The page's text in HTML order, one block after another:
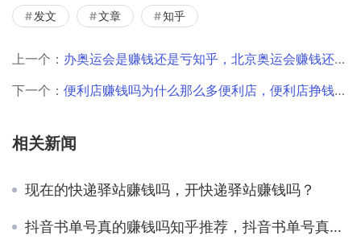
发文 文章 知乎
上一个： 办奥运会是赚钱还是亏知乎，北京奥运会赚钱还是亏_知乎？
下一个： 便利店赚钱吗为什么那么多便利店，便利店挣钱么？
相关新闻
现在的快递驿站赚钱吗，开快递驿站赚钱吗？
抖音书单号真的赚钱吗知乎推荐，抖音书单号真的能挣钱吗？